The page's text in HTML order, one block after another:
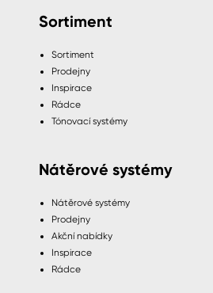
Sortiment
Sortiment
Prodejny
Inspirace
Rádce
Tónovací systémy
Nátěrové systémy
Nátěrové systémy
Prodejny
Akční nabídky
Inspirace
Rádce